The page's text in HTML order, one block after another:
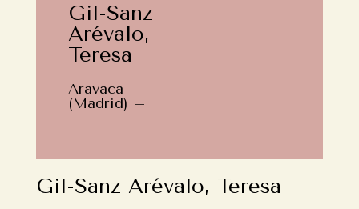
Gil-Sanz
Arévalo,
Teresa
Aravaca
(Madrid) –
Gil-Sanz Arévalo, Teresa